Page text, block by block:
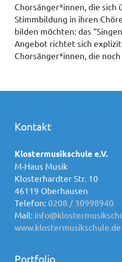
Chorsänger*innen, die sich
Stimmbildung in ihren
bilden möchten: das
Angebot richtet sich
Chorsänger*innen, die
Kontakt
Klostermusikschule e.V.
M-Haus Musik
Klosterhardter Str. 10
46119 Oberhausen
Telefon: 0208 / 30998940
Mail:
www.klostermusikschule.de
Portfolio